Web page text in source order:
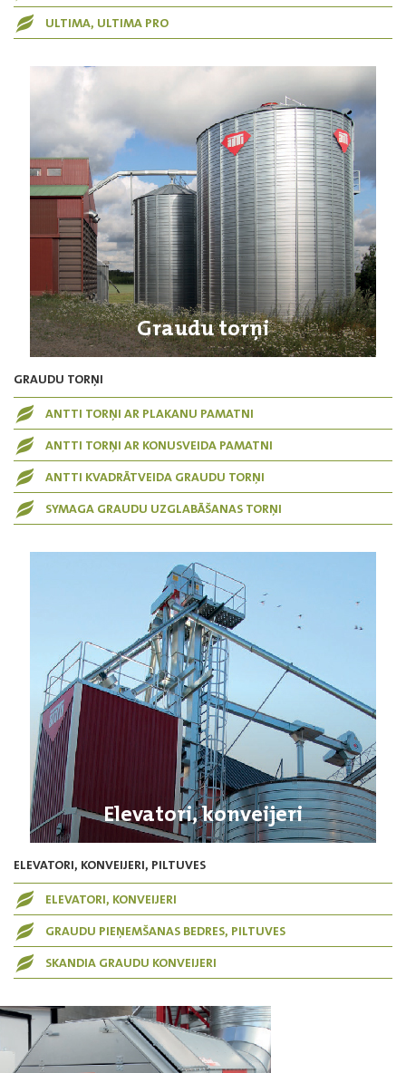
ULTIMA, ULTIMA PRO
Graudu torņi
GRAUDU TORŅI
ANTTI TORŅI AR PLAKANU PAMATNI
ANTTI TORŅI AR KONUSVEIDA PAMATNI
ANTTI KVADRĀTVEIDA GRAUDU TORŅI
SYMAGA GRAUDU UZGLABĀŠANAS TORŅI
Elevatori, konveijeri
ELEVATORI, KONVEIJERI, PILTUVES
ELEVATORI, KONVEIJERI
GRAUDU PIEŅEMŠANAS BEDRES, PILTUVES
SKANDIA GRAUDU KONVEIJERI